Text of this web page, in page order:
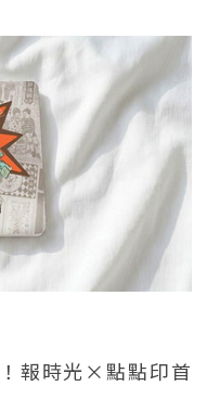
報時光×點點印首